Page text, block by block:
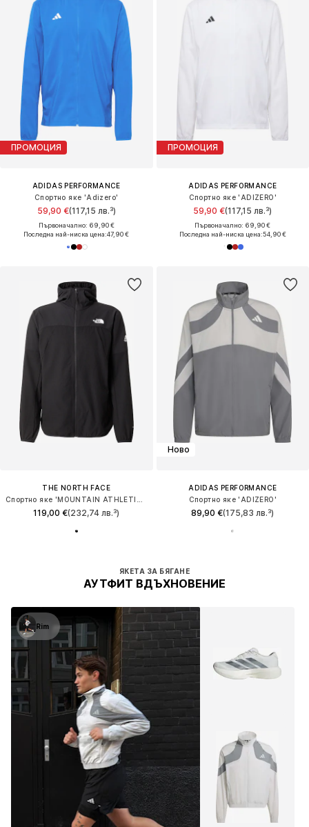
ПРОМОЦИЯ
ADIDAS PERFORMANCE
Спортно яке 'Adizero'
59,90 €(117,15 лв.³)
Първоначално: 69,90 €
Последна най-ниска цена:47,90 €
ПРОМОЦИЯ
ADIDAS PERFORMANCE
Спортно яке 'ADIZERO'
59,90 €(117,15 лв.³)
Първоначално: 69,90 €
Последна най-ниска цена:54,90 €
THE NORTH FACE
119,00 €(232,74 лв.³)
ЯКЕТА ЗА БЯГАНЕ
АУТФИТ ВДЪХНОВЕНИЕ
Rim
Ново
ADIDAS PERFORMANCE
Спортно яке 'ADIZERO'
89,90 €(175,83 лв.³)